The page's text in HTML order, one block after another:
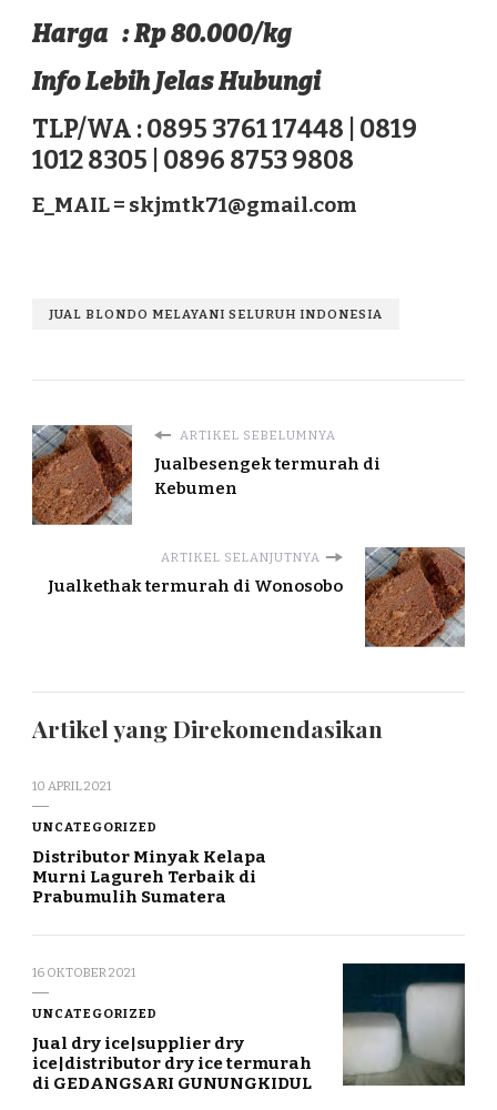
Harga : Rp 80.000/kg
Info Lebih Jelas Hubungi
TLP/WA : 0895 3761 17448 | 0819
1012 8305 | 0896 8753 9808
E_MAIL = skjmtk71@gmail.com
JUAL BLONDO MELAYANI SELURUH INDONESIA
ARTIKEL SEBELUMNYA
Jualbesengek termurah di
Kebumen
ARTIKEL SELANJUTNYA
Jualkethak termurah di Wonosobo
Artikel yang Direkomendasikan
10 APRIL 2021
UNCATEGORIZED
Distributor Minyak Kelapa
Murni Lagureh Terbaik di
Prabumulih Sumatera
16 OKTOBER 2021
UNCATEGORIZED
Jual dry ice|supplier dry
ice|distributor dry ice termurah
di GEDANGSARI GUNUNGKIDUL